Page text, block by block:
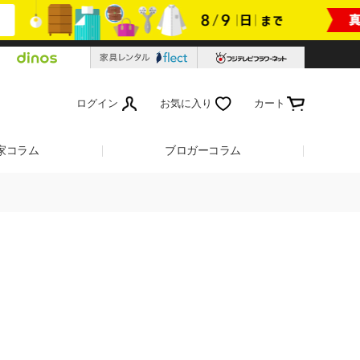
ログイン お気に入り カート
コラム ブロガーコラム